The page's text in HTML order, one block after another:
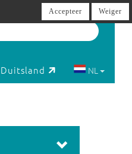
NL
Accepteer Weiger